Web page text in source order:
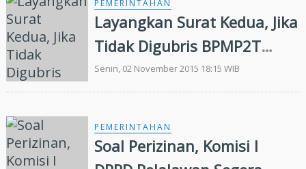
PEMERINTAHAN
Layangkan Surat Kedua, Jika
Tidak Digubris BPMP2T
Akan Tutup Paksa Alfamart
Senin, 02 November 2015 18:15 WIB
PEMERINTAHAN
Soal Perizinan, Komisi I